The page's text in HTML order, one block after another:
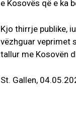
e Kosovës që e ka
Kjo thirrje publike,
vëzhguar veprimet
tallur me Kosovën
St. Gallen,